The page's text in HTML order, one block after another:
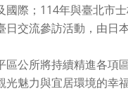
國際；114年與臺北市
交流參訪活動，由日
公所將持續精進各項
魅力與宜居環境的幸福